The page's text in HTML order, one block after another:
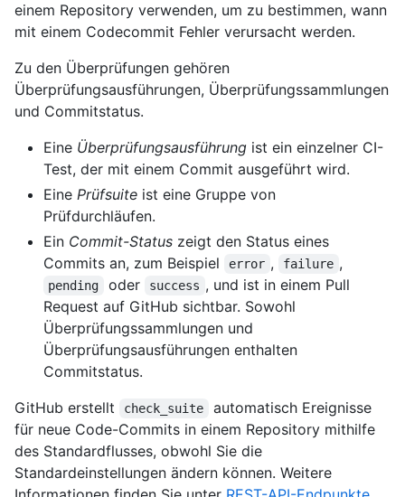
einem Repository verwenden, um zu bestimmen, wann
mit einem Codecommit Fehler verursacht werden.
Zu den Überprüfungen gehören
Überprüfungsausführungen, Überprüfungssammlungen
und Commitstatus.
Eine Überprüfungsausführung ist ein einzelner CI-
Test, der mit einem Commit ausgeführt wird.
Eine Prüfsuite ist eine Gruppe von
Prüfdurchläufen.
Ein Commit-Status zeigt den Status eines
Commits an, zum Beispiel
error , failure ,
pending oder success , und ist in einem Pull
Request auf GitHub sichtbar. Sowohl
Überprüfungssammlungen und
Überprüfungsausführungen enthalten
Commitstatus.
GitHub erstellt
check_suite
automatisch Ereignisse
für neue Code-Commits in einem Repository mithilfe
des Standardflusses, obwohl Sie die
Standardeinstellungen ändern können. Weitere